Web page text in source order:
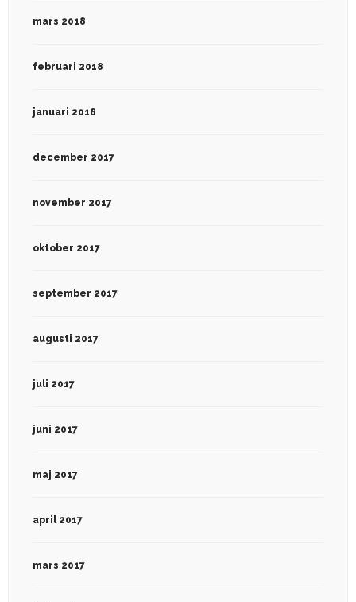
mars 2018
februari 2018
januari 2018
december 2017
november 2017
oktober 2017
september 2017
augusti 2017
juli 2017
juni 2017
maj 2017
april 2017
mars 2017